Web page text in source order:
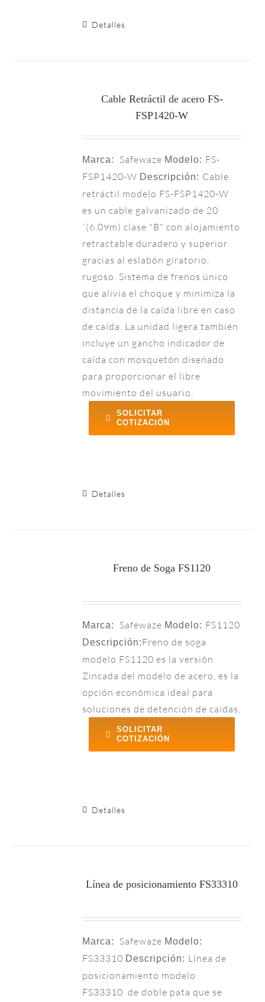
Detalles
Cable Retráctil de acero FS-
FSP1420-W
Marca: Safewaze Modelo: FS-
FSP1420-W Descripción: Cable
retráctil modelo FS-FSP1420-W
es un cable galvanizado de 20
´(6.09m) clase "B" con alojamiento
retractable duradero y superior
gracias al eslabón giratorio,
rugoso. Sistema de frenos único
que alivia el choque y minimiza la
distancia de la caída libre en caso
de caída. La unidad ligera también
incluye un gancho indicador de
caída con mosquetón diseñado
para proporcionar el libre
movimiento del usuario.
SOLICITAR
COTIZACIÓN
Detalles
Freno de Soga FS1120
Marca: Safewaze Modelo: FS1120
Descripción:Freno de soga
modelo FS1120 es la versión
Zincada del modelo de acero, es la
opción económica ideal para
soluciones de detención de caídas.
SOLICITAR
COTIZACIÓN
Detalles
Línea de posicionamiento FS33310
Marca: Safewaze Modelo:
FS33310 Descripción: Línea de
posicionamiento modelo
FS33310 de doble pata que se